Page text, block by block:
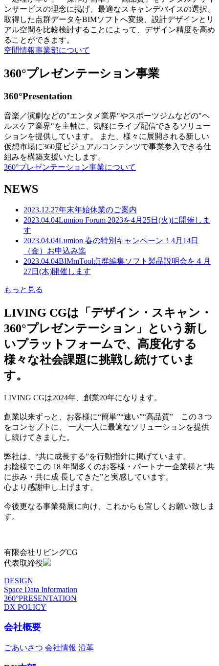
ンサービスの理念に掲げ、最適なスキャンデバイスの選択、
取得した点群データをBIMソフトへ変換、設計デザインとリ
アル空間を比較検討することによって、デザイン精度を高め
ることができます。
空間情報事業部について
360°プレゼンテーション事業
360°Presentation
音楽／演劇などの"エンタメ業界"やスポーツジムなどの"ヘ
ルスケア業界"を主軸に、気軽にライブ配信できるソリュー
ションを提供しています。 また、様々に展開される新しい
仮想市場に360度ビジュアルコンテンツで事業参入できる仕
組みを構築支援いたします。
360°プレゼンテーション事業について
NEWS
2023.12.27年末年始休業のご案内
2023.04.04Lumion Forum 2023を4月25日(火)に開催しま
す
2023.04.04Lumion 春の特別キャンペーン！4月14日
（金）お申込み迄
2023.04.04BIMmTool点群編集ソフト製品説明会を４月
27日(木)開催します
もっと見る
LIVING CGは「デザイン・スキャン・
360°プレゼンテーション」という新し
いプラットフォームで、高度化する
様々な社会課題に挑戦し続けていま
す。
LIVING CGは2024年、創業20年になります。
創業以来ずっと、お客様に“簡単”“速い”“高品質” この３つ
をコンセプトに、 一人一人に最適なソリューションを提供
し続けてきました。
弊社は、“共に成長する”を行動指針に掲げています。
お陰様でこの 18 年間多くのお客様・パートナー企業様と“共
に歩み・共に成 長してきた”と実感しています。
心より感謝申し上げます。
今後更なる事業発展に向け、これからも宜しくお願い致しま
す。
有限会社リビングCG
代表取締役
DESIGN
Space Data Information
360°PRESENTATION
DX POLICY
会社概要
ごあいさつ 会社情報 沿革